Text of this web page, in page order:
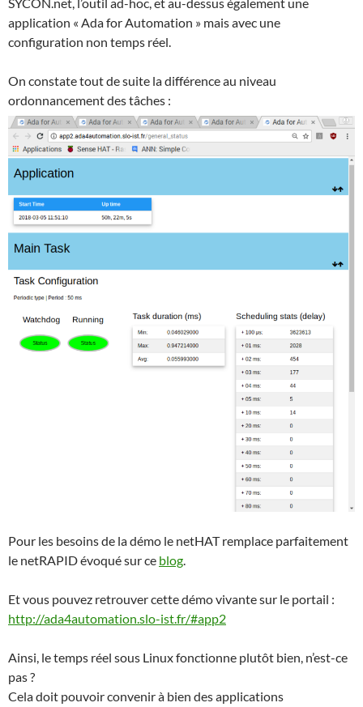
SYCON.net, l’outil ad-hoc, et au-dessus également une
application « Ada for Automation » mais avec une
configuration non temps réel.
On constate tout de suite la différence au niveau
ordonnancement des tâches :
Pour les besoins de la démo le netHAT remplace parfaitement
le netRAPID évoqué sur ce blog
Et vous pouvez retrouver cette démo vivante sur le portail :
http://ada4automation.slo-ist.fr/#app2
Ainsi, le temps réel sous Linux fonctionne plutôt bien, n’est-ce
pas ?
Cela doit pouvoir convenir à bien des applications